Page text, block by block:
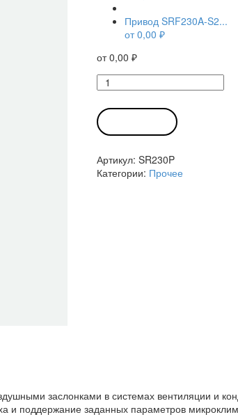
Привод SRF230A-S2...
от0,00 ₽
от0,00 ₽
Количество
товара
Привод
SR230P
Белимо
Артикул: SR230P
Категории: Прочее
заслонками в системах вентиляции и
и поддержание заданных параметров